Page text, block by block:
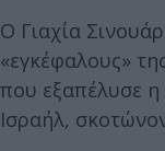
Ο Γιαχία
«εγκέφαλους»
που εξαπέλυσε
Ισραήλ,